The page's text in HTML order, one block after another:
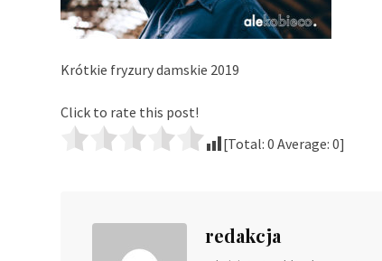
Krótkie fryzury damskie 2019
Click to rate this post!
[Total: 0 Average: 0]
redakcja